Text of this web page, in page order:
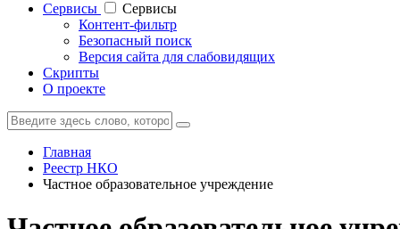
Cервисы
Cервисы
Контент-фильтр
Безопасный поиск
Версия сайта для слабовидящих
Скрипты
О проекте
Главная
Реестр НКО
Частное образовательное учреждение